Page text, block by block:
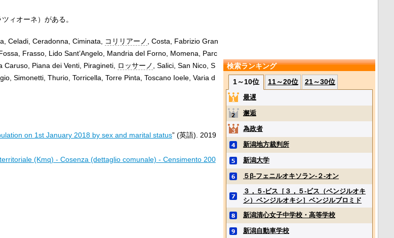
ツィオーネ）がある。
Celadi, Ceradonna, Ciminata, コリリアーノ
, Costa, Fabrizio Gran
Frasso, Lido Sant’Angelo, Mandria del Forno, Momena, Parc
Piana dei Venti, Piragineti,
ロッサーノ
, Salici, San Nico, S
Simonetti, Thurio, Torricella, Torre Pinta, Toscano Ioele, Varia d
on 1st January 2018 by sex and marital status” (英語). 2019
(Kmq) - Cosenza (dettaglio comunale) - Censimento 200
検索ランキング
1～10位
11～20位 21～30位
最遅
邂逅
為政者
新潟地方裁判所
新潟大学
５β‐フェニルオキソラン‐２‐オン
３，５‐ビス［３，５‐ビス（ベンジルオキ
シ）ベンジルオキシ］ベンジルブロミド
新潟清心女子中学校・高等学校
新潟自動車学校